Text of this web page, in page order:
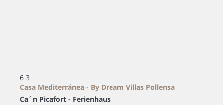
6 3
Casa Mediterránea - By Dream Villas Pollensa
Ca´n Picafort - Ferienhaus